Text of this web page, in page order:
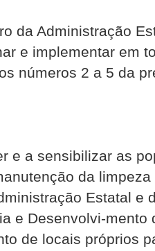
da Administração
e implementar em
números 2 a 5 da
e a sensibilizar as
da
Estatal e
e Desenvolvi-mento
de locais próprios